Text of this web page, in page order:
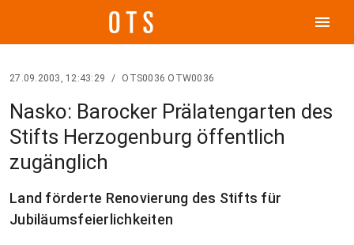
menu
27.09.2003, 12:43:29 / OTS0036 OTW0036
Nasko: Barocker Prälatengarten des
Stifts Herzogenburg öffentlich
zugänglich
Land förderte Renovierung des Stifts für
Jubiläumsfeierlichkeiten